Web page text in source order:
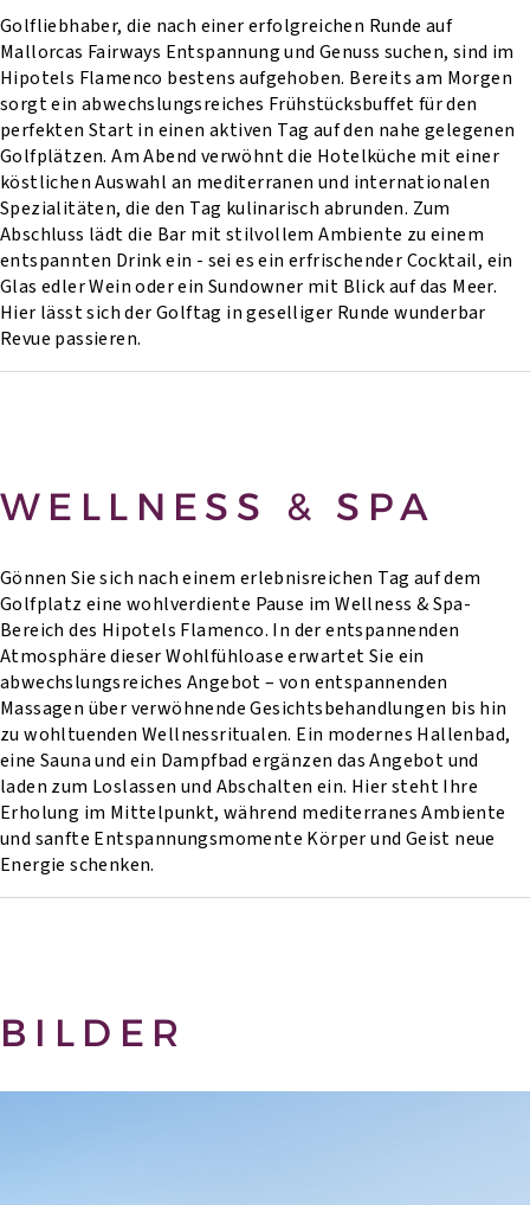
Golfliebhaber, die nach einer erfolgreichen Runde auf
Mallorcas Fairways Entspannung und Genuss suchen, sind im
Hipotels Flamenco bestens aufgehoben. Bereits am Morgen
sorgt ein abwechslungsreiches Frühstücksbuffet für den
perfekten Start in einen aktiven Tag auf den nahe gelegenen
Golfplätzen. Am Abend verwöhnt die Hotelküche mit einer
köstlichen Auswahl an mediterranen und internationalen
Spezialitäten, die den Tag kulinarisch abrunden. Zum
Abschluss lädt die Bar mit stilvollem Ambiente zu einem
entspannten Drink ein - sei es ein erfrischender Cocktail, ein
Glas edler Wein oder ein Sundowner mit Blick auf das Meer.
Hier lässt sich der Golftag in geselliger Runde wunderbar
Revue passieren.
WELLNESS & SPA
Gönnen Sie sich nach einem erlebnisreichen Tag auf dem
Golfplatz eine wohlverdiente Pause im Wellness & Spa-
Bereich des Hipotels Flamenco. In der entspannenden
Atmosphäre dieser Wohlfühloase erwartet Sie ein
abwechslungsreiches Angebot – von entspannenden
Massagen über verwöhnende Gesichtsbehandlungen bis hin
zu wohltuenden Wellnessritualen. Ein modernes Hallenbad,
eine Sauna und ein Dampfbad ergänzen das Angebot und
laden zum Loslassen und Abschalten ein. Hier steht Ihre
Erholung im Mittelpunkt, während mediterranes Ambiente
und sanfte Entspannungsmomente Körper und Geist neue
Energie schenken.
BILDER